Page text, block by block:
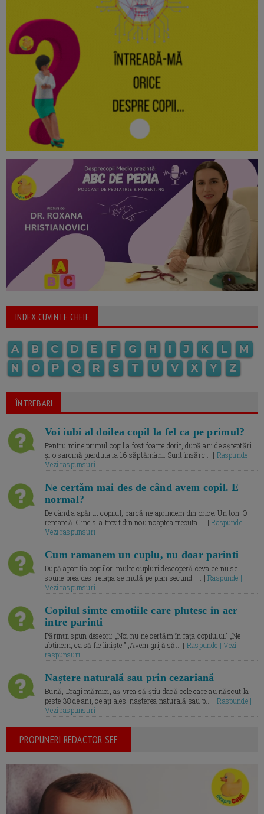
INDEX CUVINTE CHEIE
A B C D E F G H I J K L
M
N
O P Q R S T U V X Y Z
ÎNTREBARI
Voi iubi al doilea copil la fel ca pe primul?
Pentru mine primul copil a fost foarte dorit, după ani de așteptări
și o sarcină pierduta la 16 săptămâni. Sunt însărc... | Raspunde |
Vezi raspunsuri
Ne certăm mai des de când avem copil. E
normal?
De când a apărut copilul, parcă ne aprindem din orice. Un ton. O
remarcă. Cine s-a trezit din nou noaptea trecuta.... |Raspunde |
Vezi raspunsuri
Cum ramanem un cuplu, nu doar parinti
După apariția copiilor, multe cupluri descoperă ceva ce nu se
spune prea des: relația se mută pe plan secund. ... |Raspunde |
Vezi raspunsuri
Copilul simte emotiile care plutesc in aer
intre parinti
Părinții spun deseori: „Noi nu ne certăm în fața copilului.” „Ne
abținem, ca să fie liniște.” „Avem grijă să... | Raspunde | Vezi
raspunsuri
Naștere naturală sau prin cezariană
Bună, Dragi mămici, aș vrea să știu dacă cele care au născut la
peste 38 de ani, ce ați ales: nașterea naturală sau p... |Raspunde |
Vezi raspunsuri
PROPUNERI REDACTOR SEF